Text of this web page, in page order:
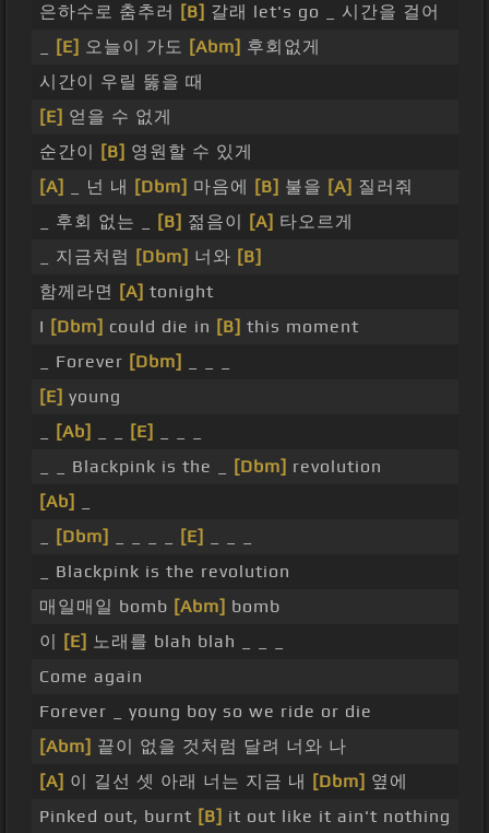
은하수로 춤추러
[B] 갈래 let's go _ 시간을 걸어
[E] 오늘이 가도 [Abm] 후회없게
시간이 우릴 뚫을 때
[E] 얻을 수 없게
순간이
[B] 영원할 수 있게
[A]
_ 넌 내 [Dbm] 마음에 [B] 불을 [A] 질러줘
_ 후회 없는 _
[B] 젊음이 [A] 타오르게
_ 지금처럼 [Dbm] 너와 [B]
함께라면 [A] tonight
I [Dbm] could die in [B] this moment
_ Forever [Dbm]
[E] young
[Ab] [E]
_ _ Blackpink is the _
[Dbm] revolution
[Ab]
[Dbm] [E]
_ Blackpink is the revolution
매일매일 bomb [Abm] bomb
이
[E] 노래를 blah blah _ _ _
Come again
Forever _ young boy so we ride or die
[Abm] 끝이 없을 것처럼 달려 너와 나
[A] 이 길선 셋 아래 너는 지금 내 [Dbm] 옆에
Pinked out, burnt [B] it out like it ain't nothing